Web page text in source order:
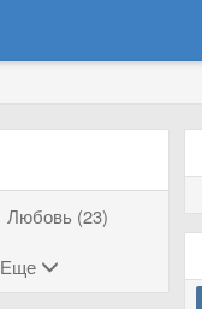
Любовь (23)
Еще